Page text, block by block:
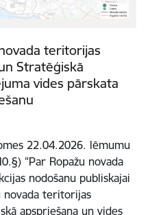
teritorijas
Stratēģiskā
vides pārskata
22.04.2026. lēmumu
"Par Ropažu novada
nodošanu publiskajai
novada teritorijas
apspriešana un vides